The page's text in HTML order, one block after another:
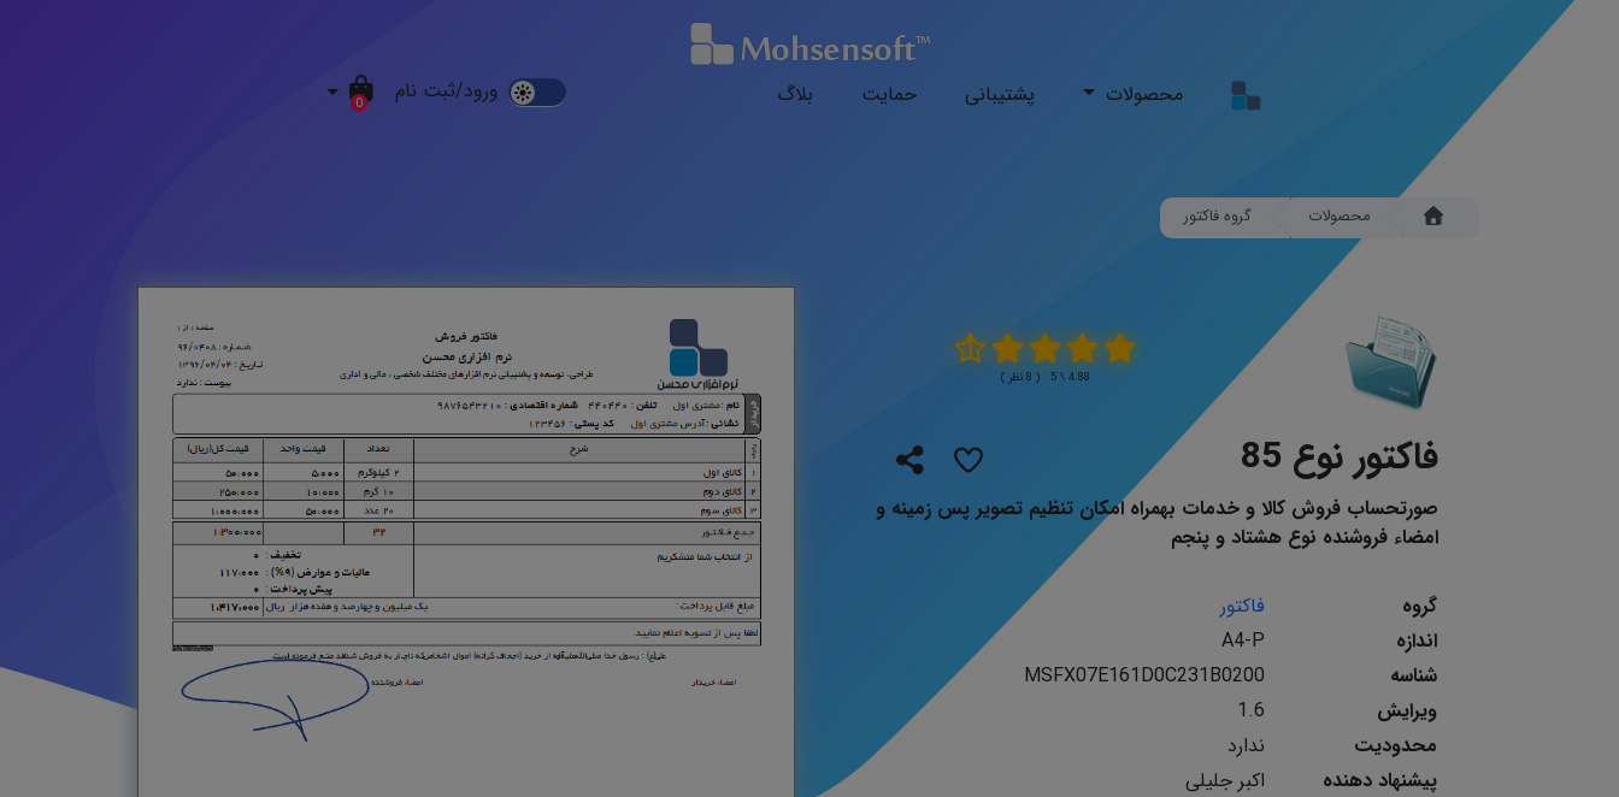
محصولات پشتیبانی حمایت بلاگ
Dark
ورود/ثبت نام 0
محصولات گروه فاکتور
4.88 \ 5 ( 8 نظر )
فاکتور نوع 85
صورتحساب فروش کالا و خدمات بهمراه امکان تنظیم تصویر پس زمینه و
امضاء فروشنده نوع هشتاد و پنجم
گروه
فاکتور
اندازه
A4-P
شناسه
MSFX07E161D0C231B0200
ویرایش
1.6
محدودیت
ندارد
پیشنهاد دهنده
اکبر جلیلی